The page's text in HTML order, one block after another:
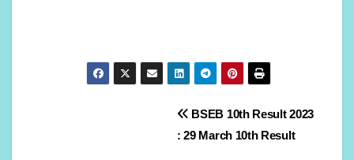
BSEB 10th Result 2023
: 29 March 10th Result